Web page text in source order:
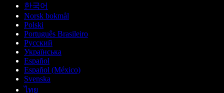
한국어
Norsk bokmål
Polski
Português Brasileiro
Русский
Українська
Español
Español (México)
Svenska
ไทย